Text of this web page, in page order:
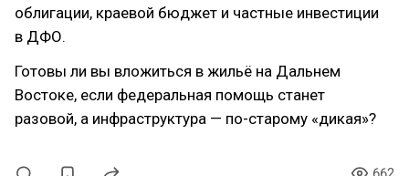
облигации, краевой бюджет и частные инвестиции
в ДФО.
Готовы ли вы вложиться в жильё на Дальнем
Востоке, если федеральная помощь станет
разовой, а инфраструктура — по-старому «дикая»?